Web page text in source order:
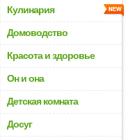
Кулинария
Домоводство
Красота и здоровье
Он и она
Детская комната
Досуг